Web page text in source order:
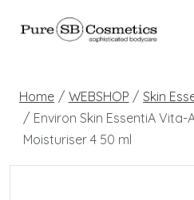
Home WEBSHOP
Skin
Environ Skin EssentiA Vita-
Moisturiser 4 50 ml